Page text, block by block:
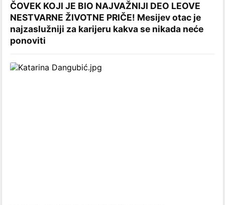
ČOVEK KOJI JE BIO NAJVAŽNIJI DEO LEOVE
NESTVARNE ŽIVOTNE PRIČE! Mesijev otac je
najzaslužniji za karijeru kakva se nikada neće
ponoviti